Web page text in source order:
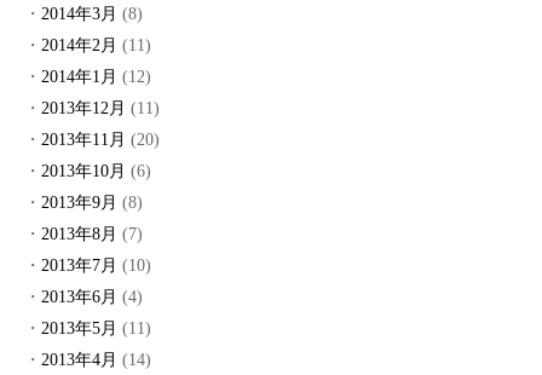
2014年3月 (8)
2014年2月 (11)
2014年1月 (12)
2013年12月 (11)
2013年11月 (20)
2013年10月 (6)
2013年9月 (8)
2013年8月 (7)
2013年7月 (10)
2013年6月 (4)
2013年5月 (11)
2013年4月 (14)